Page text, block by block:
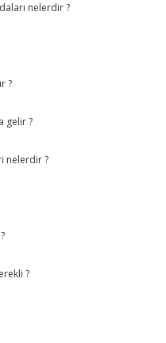
nelerdir ?
?
gelir ?
nelerdir ?
?